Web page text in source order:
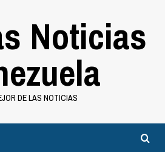
Noticias
DE LAS NOTICIAS